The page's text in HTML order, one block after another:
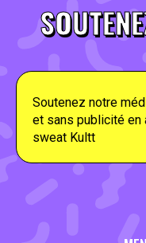
Soutenez notre
et sans publicité en
sweat Kultt